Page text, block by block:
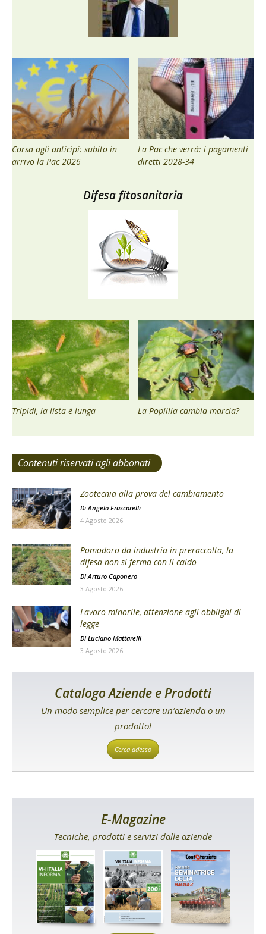
Corsa agli anticipi: subito in
arrivo la Pac 2026
La Pac che verrà: i pagamenti
diretti 2028-34
Difesa fitosanitaria
Tripidi, la lista è lunga La Popillia cambia marcia?
Contenuti riservati agli abbonati
Zootecnia alla prova del cambiamento
DiAngelo Frascarelli
4 Agosto 2026
Pomodoro da industria in preraccolta, la
difesa non si ferma con il caldo
Di Arturo Caponero
3 Agosto 2026
Lavoro minorile, attenzione agli obblighi di
legge
Di Luciano Mattarelli
3 Agosto 2026
Catalogo Aziende e Prodotti
Un modo semplice per cercare un’azienda o un
prodotto!
Cerca adesso
E-Magazine
Tecniche, prodotti e servizi dalle aziende